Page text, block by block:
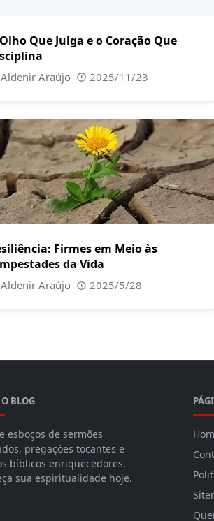
Que Julga e o Coração Que
Aldenir Araújo 2025/11/23
Firmes em Meio às
da Vida
Aldenir Araújo 2025/5/28
BLOG
esboços de sermões
pregações tocantes e
bíblicos enriquecedores.
sua espiritualidade hoje.